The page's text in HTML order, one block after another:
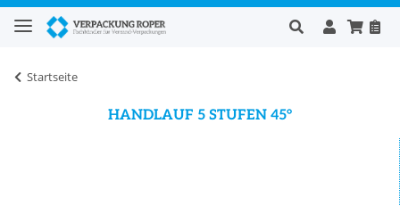
Startseite
HANDLAUF 5 STUFEN 45°